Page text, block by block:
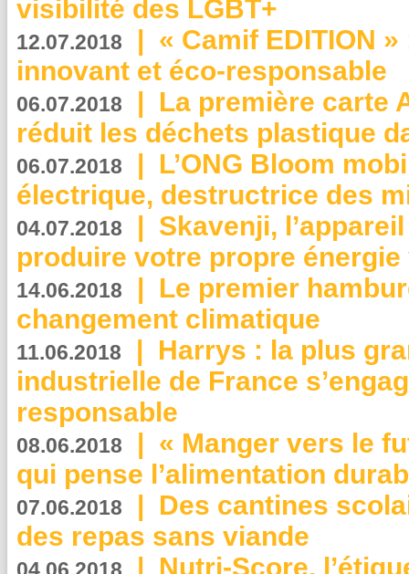
visibilité des LGBT+
12.07.2018 | « Camif EDITION
innovant et éco-responsable
06.07.2018 | La première carte
réduit les déchets plastique
06.07.2018 | L’ONG Bloom
électrique, destructrice des
04.07.2018 | Skavenji,
produire votre propre
14.06.2018 | Le premier
changement climatique
11.06.2018 | Harrys : la plus
industrielle de France
responsable
08.06.2018 | « Manger vers le
qui pense l’alimentation
07.06.2018 | Des cantines
des repas sans viande
| Nutri-Score,